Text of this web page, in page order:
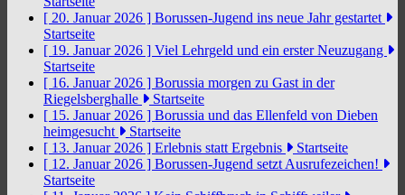
[ 20. Januar 2026 ] Borussen-Jugend ins neue Jahr gestartet
Startseite
[ 19. Januar 2026 ] Viel Lehrgeld und ein erster Neuzugang
Startseite
[ 16. Januar 2026 ] Borussia morgen zu Gast in der
Riegelsberghalle
Startseite
[ 15. Januar 2026 ] Borussia und das Ellenfeld von Dieben
heimgesucht
Startseite
[ 13. Januar 2026 ] Erlebnis statt Ergebnis
Startseite
[ 12. Januar 2026 ] Borussen-Jugend setzt Ausrufezeichen!
Startseite